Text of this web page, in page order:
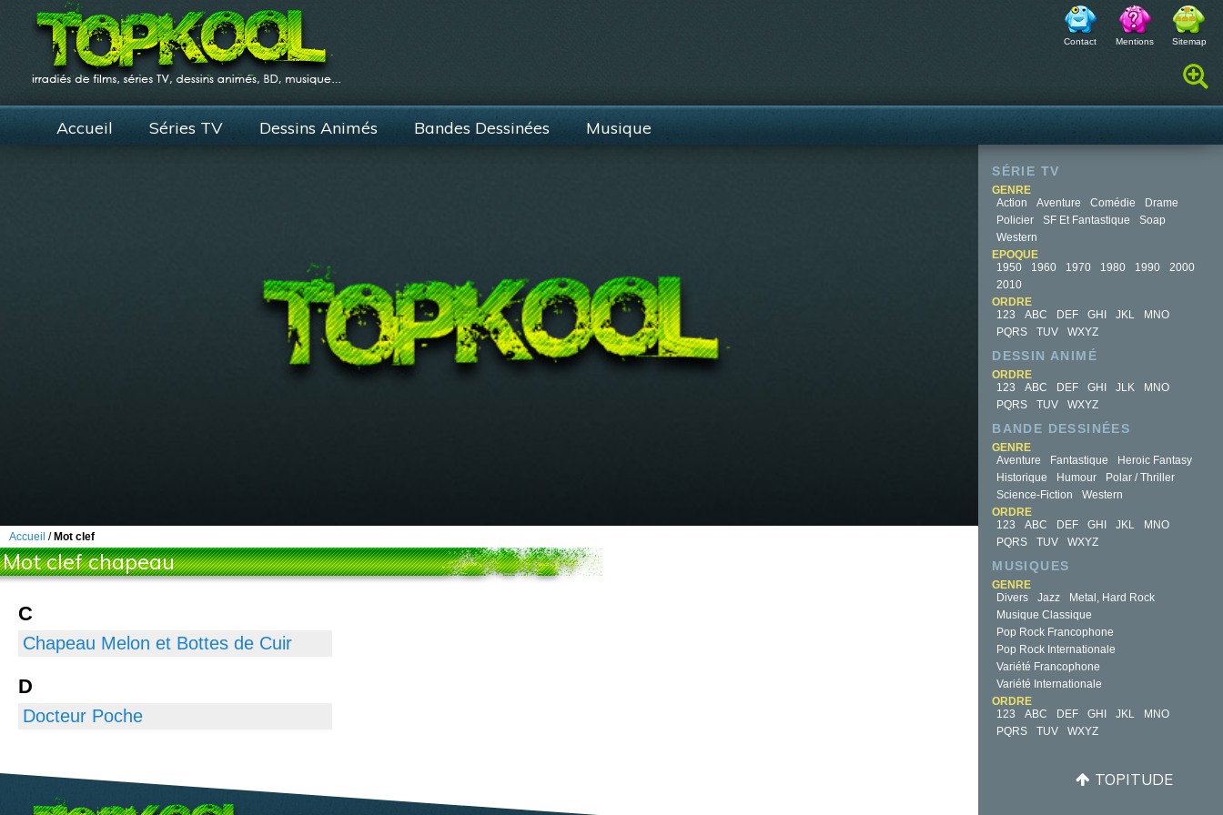
Contact Mentions Sitemap
Rechercher :
Accueil Séries TV Dessins Animés Bandes Dessinées Musique
SÉRIE TV
GENRE
Action
Aventure Comédie
Drame
Policier
SF Et Fantastique
Soap
Western
EPOQUE
1950
1960 1970 1980 1990
2000
2010
ORDRE
123
ABC DEF GHI JKL
MNO
PQRS
TUV WXYZ
DESSIN ANIMÉ
ORDRE
123
ABC DEF GHI JLK
MNO
PQRS
TUV WXYZ
BANDE DESSINÉES
GENRE
Aventure
Fantastique
Heroic Fantasy
Historique
Humour
Polar / Thriller
Science-Fiction
Western
ORDRE
123
ABC DEF GHI JKL
MNO
PQRS
TUV WXYZ
MUSIQUES
GENRE
Divers
Jazz
Metal, Hard Rock
Musique Classique
Pop Rock Francophone
Pop Rock Internationale
Variété Francophone
Variété Internationale
ORDRE
123
ABC DEF GHI JKL
MNO
PQRS
TUV WXYZ
Accueil / Mot clef
Mot clef chapeau
C
Chapeau Melon et Bottes de Cuir
D
Docteur Poche
TOPITUDE